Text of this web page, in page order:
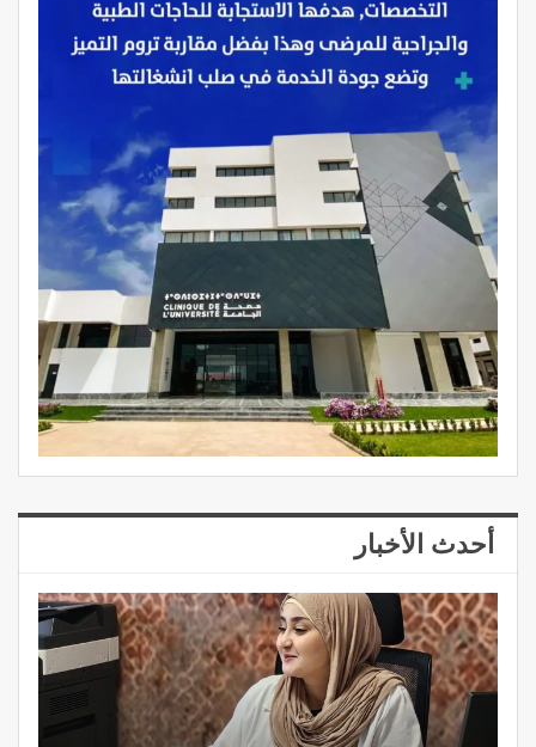
أحدث الأخبار